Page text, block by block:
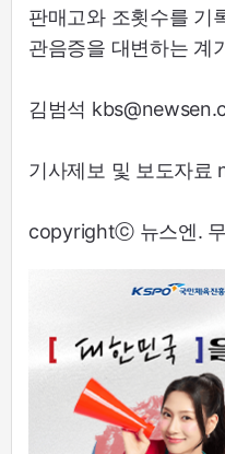
판매고와 조횟수를 기
관음증을 대변하는 계
김범석
기사제보 및 보도자
copyrightⓒ 뉴스엔.